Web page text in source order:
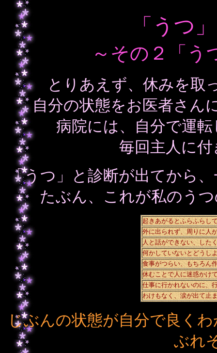
「うつ
～その２「
とりあえず、休みを取
自分の状態をお医者さん
病院には、自分で運
毎回主人に
「うつ」と診断が出てから
たぶん、これが私のう
起きあがるとふらふらし
外に出られず、周りに人
人と話ができない、した
何かしていないとどうし
食事がつらい、もちろん
休むことで人に迷惑かけ
仕事に行かれないのに、
わけもなく、涙が出て止
じぶんの状態が自分で良く
ぶれ